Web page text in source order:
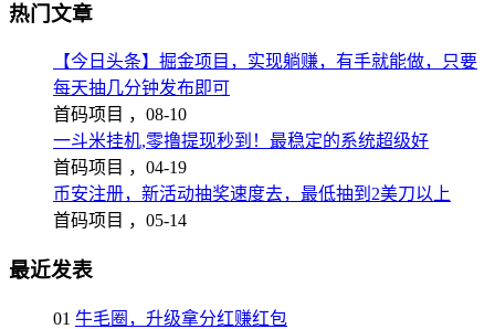
热门文章
【今日头条】掘金项目，实现躺赚，有手就能做，只要
每天抽几分钟发布即可
首码项目 ， 08-10
一斗米挂机,零撸提现秒到！最稳定的系统超级好
首码项目 ， 04-19
币安注册，新活动抽奖速度去，最低抽到2美刀以上
首码项目 ， 05-14
最近发表
01 牛毛圈，升级拿分红赚红包